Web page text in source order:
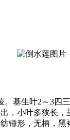
基生叶2～3
，小叶多狭长
形，无柄，黑